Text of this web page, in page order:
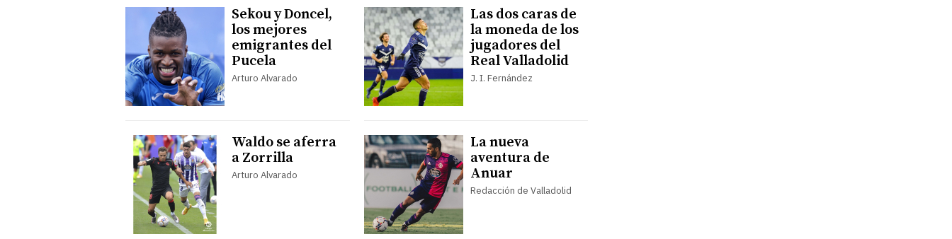
Sekou y Doncel,
los mejores
emigrantes del
Pucela
Arturo Alvarado
Las dos caras de
la moneda de los
jugadores del
Real Valladolid
J. I. Fernández
Waldo se aferra
a Zorrilla
Arturo Alvarado
La nueva
aventura de
Anuar
Redacción de Valladolid